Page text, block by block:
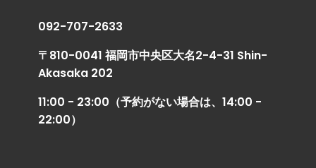
092-707-2633
〒810-0041 福岡市中央区大名2-4-31 Shin-
Akasaka 202
11:00 - 23:00（予約がない場合は、14:00 -
22:00）